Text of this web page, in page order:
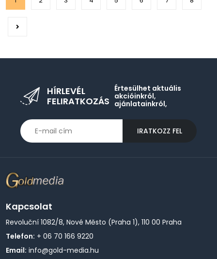
HÍRLEVÉL
FELIRATKOZÁS
Értesülhet aktuális
akcióinkról,
ajánlatainkról,
IRATKOZZ FEL
Kapcsolat
Revoluční 1082/8, Nové Město (Praha 1), 110 00 Praha
Telefon: + 06 70 166 9220
Email: info@gold-media.hu